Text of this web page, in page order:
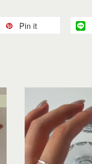
Pin it